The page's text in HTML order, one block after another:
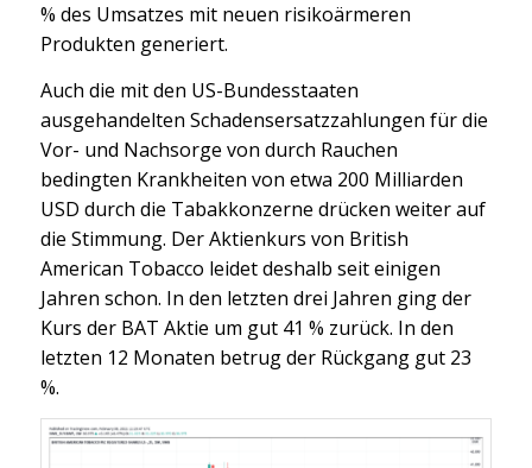
% des Umsatzes mit neuen risikoärmeren
Produkten generiert.
Auch die mit den US-Bundesstaaten
ausgehandelten Schadensersatzzahlungen für die
Vor- und Nachsorge von durch Rauchen
bedingten Krankheiten von etwa 200 Milliarden
USD durch die Tabakkonzerne drücken weiter auf
die Stimmung. Der Aktienkurs von British
American Tobacco leidet deshalb seit einigen
Jahren schon. In den letzten drei Jahren ging der
Kurs der BAT Aktie um gut 41 % zurück. In den
letzten 12 Monaten betrug der Rückgang gut 23
%.